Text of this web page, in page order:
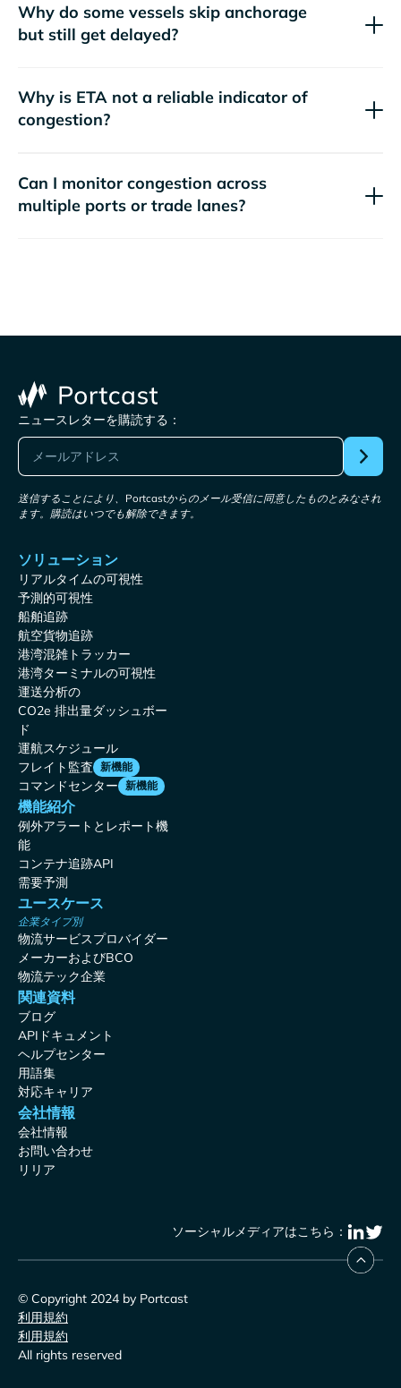
Why do some vessels skip anchorage
but still get delayed?
Why is ETA not a reliable indicator of
congestion?
Can I monitor congestion across
multiple ports or trade lanes?
ニュースレターを購読する：
送信することにより、Portcastからのメール受信に同意したものとみなされ
ます。購読はいつでも解除できます。
ソリューション
リアルタイムの可視性
予測的可視性
船舶追跡
航空貨物追跡
港湾混雑トラッカー
港湾ターミナルの可視性
運送分析の
CO2e 排出量ダッシュボー
ド
運航スケジュール
フレイト監査 新機能
コマンドセンター 新機能
機能紹介
例外アラートとレポート機
能
コンテナ追跡API
需要予測
ユースケース
企業タイプ別
物流サービスプロバイダー
メーカーおよびBCO
物流テック企業
関連資料
ブログ
APIドキュメント
ヘルプセンター
用語集
対応キャリア
会社情報
会社情報
お問い合わせ
リリア
ソーシャルメディアはこちら：
© Copyright 2024 by Portcast
利用規約
利用規約
All rights reserved